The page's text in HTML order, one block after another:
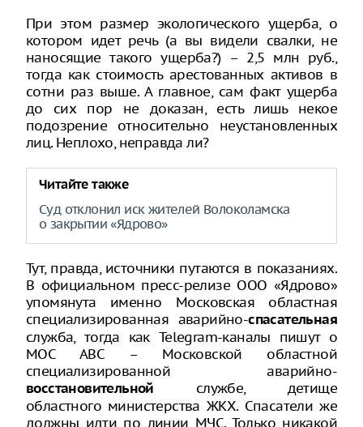
При этом размер экологического ущерба, о
котором идет речь (а вы видели свалки, не
наносящие такого ущерба?) – 2,5 млн руб.,
тогда как стоимость арестованных активов в
сотни раз выше. А главное, сам факт ущерба
до сих пор не доказан, есть лишь некое
подозрение относительно неустановленных
лиц. Неплохо, неправда ли?
Читайте также
Суд отклонил иск жителей Волоколамска
о закрытии «Ядрово»
Тут, правда, источники путаются в показаниях.
В официальном пресс-релизе ООО «Ядрово»
упомянута именно Московская областная
специализированная аварийно-спасательная
служба, тогда как Telegram-каналы пишут о
МОС АВС – Московской областной
специализированной аварийно-
восстановительной службе, детище
областного министерства ЖКХ. Спасатели же
должны идти по линии МЧС. Только никакой